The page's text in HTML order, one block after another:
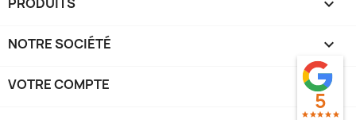

NOTRE SOCIÉTÉ 
VOTRE COMPTE 
5
star starstar star star